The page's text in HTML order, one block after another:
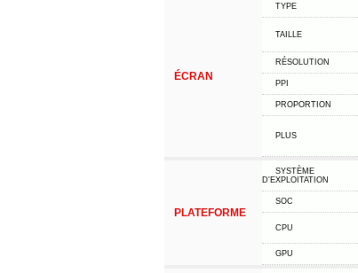
ÉCRAN
TYPE
TAILLE
RÉSOLUTION
PPI
PROPORTION
PLUS
PLATEFORME
SYSTÈME
D'EXPLOITATION
SOC
CPU
GPU